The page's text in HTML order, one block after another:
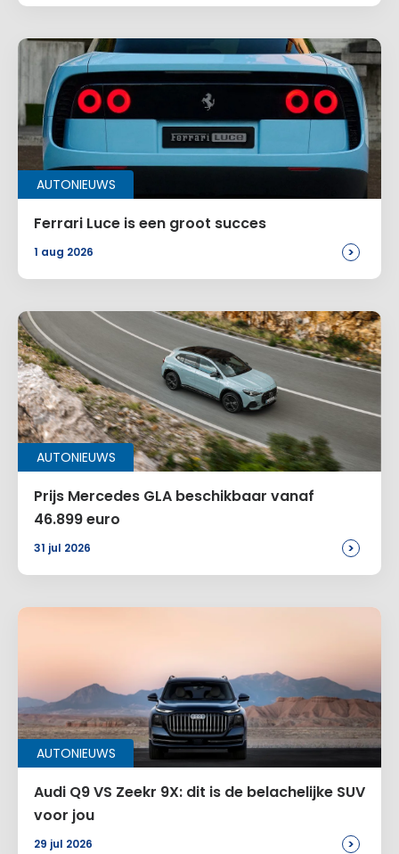
AUTONIEUWS
Ferrari Luce is een groot succes
1 aug 2026 >
AUTONIEUWS
Prijs Mercedes GLA beschikbaar vanaf
46.899 euro
31 jul 2026 >
AUTONIEUWS
Audi Q9 VS Zeekr 9X: dit is de belachelijke SUV
voor jou
29 jul 2026 >